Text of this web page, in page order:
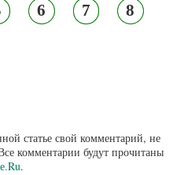
6 7 8
статье свой комментарий, не
комментарии будут прочитаны
.